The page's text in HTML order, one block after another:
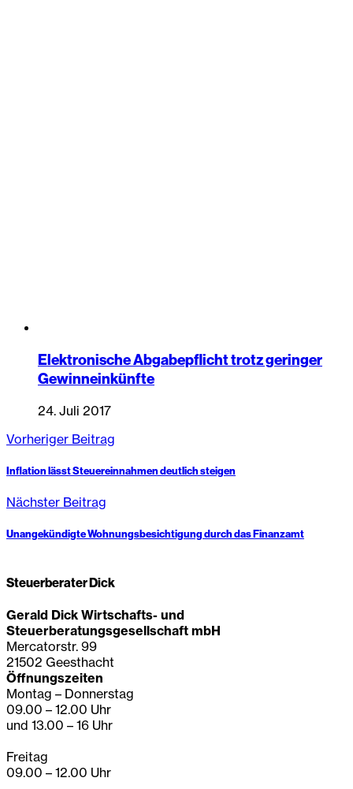
Elektronische Abgabepflicht trotz geringer
Gewinneinkünfte
24. Juli 2017
Vorheriger Beitrag
Inflation lässt Steuereinnahmen deutlich steigen
Nächster Beitrag
Unangekündigte Wohnungsbesichtigung durch das Finanzamt
Steuerberater Dick
Gerald Dick Wirtschafts- und
Steuerberatungsgesellschaft mbH
Mercatorstr. 99
21502 Geesthacht
Öffnungszeiten
Montag – Donnerstag
09.00 – 12.00 Uhr
und 13.00 – 16 Uhr
Freitag
09.00 – 12.00 Uhr